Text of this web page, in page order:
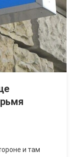
и там